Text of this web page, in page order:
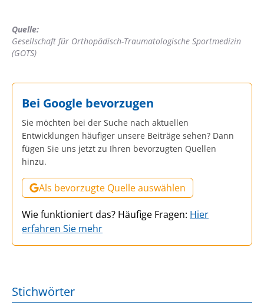
Quelle:
Gesellschaft für Orthopädisch-Traumatologische Sportmedizin
(GOTS)
Bei Google bevorzugen
Sie möchten bei der Suche nach aktuellen
Entwicklungen häufiger unsere Beiträge sehen? Dann
fügen Sie uns jetzt zu Ihren bevorzugten Quellen
hinzu.
Als bevorzugte Quelle auswählen
Wie funktioniert das? Häufige Fragen: Hier
erfahren Sie mehr
Stichwörter